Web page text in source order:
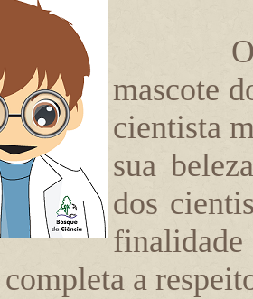
mascote
cientista
sua
dos
finalidade
a